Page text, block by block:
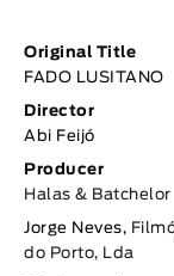
Original Title
FADO LUSITANO
Director
Abi Feijó
Producer
Halas & Batchelor
Jorge Neves,
do Porto, Lda